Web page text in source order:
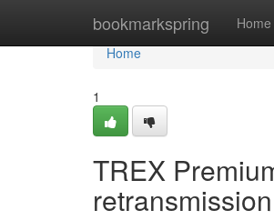
bookmarkspring Home
Home
Home
1
TREX